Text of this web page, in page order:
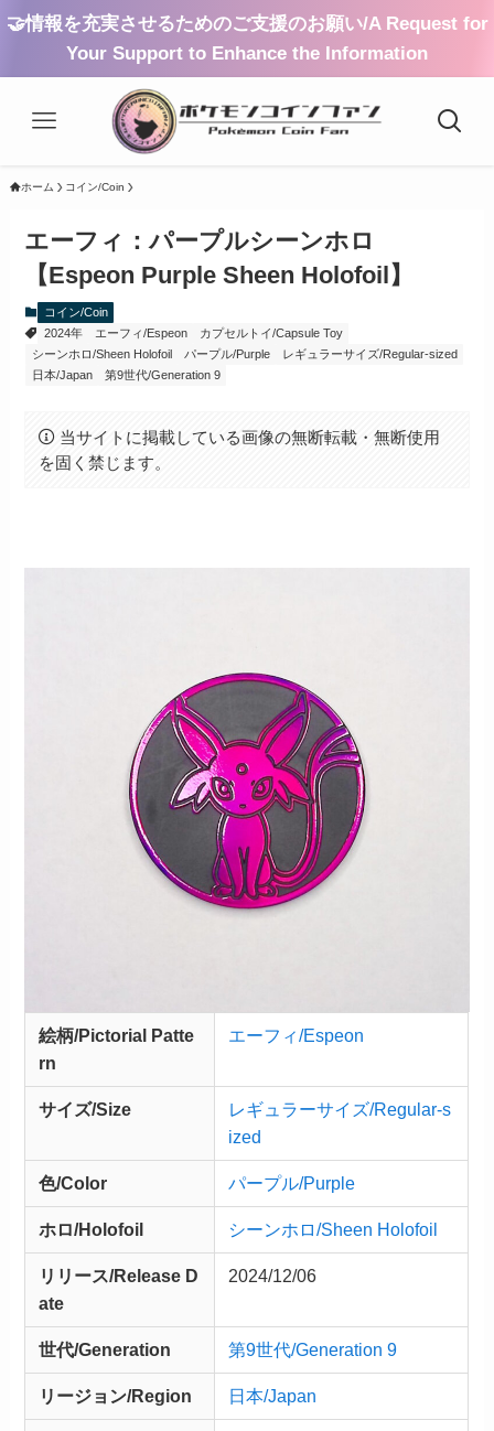
🤝情報を充実させるためのご支援のお願い/A Request for
Your Support to Enhance the Information
ホーム コイン/Coin
エーフィ：パープルシーンホロ
【Espeon Purple Sheen Holofoil】
コイン/Coin
2024年
エーフィ/Espeon
カプセルトイ/Capsule Toy
シーンホロ/Sheen Holofoil
パープル/Purple
レギュラーサイズ/Regular-sized
日本/Japan
第9世代/Generation 9
当サイトに掲載している画像の無断転載・無断使用
を固く禁じます。
絵柄/Pictorial Patte
rn
エーフィ/Espeon
サイズ/Size
レギュラーサイズ/Regular-s
ized
色/Color パープル/Purple
ホロ/Holofoil シーンホロ/Sheen Holofoil
リリース/Release D
ate
2024/12/06
世代/Generation 第9世代/Generation 9
リージョン/Region 日本/Japan